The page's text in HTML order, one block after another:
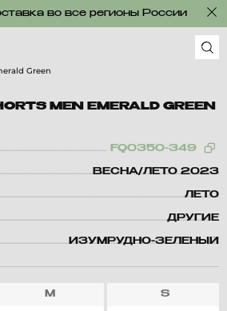
во все регионы России
MEN EMERALD GREEN
FQ0350-349
ВЕСНА/ЛЕТО 2023
ЛЕТО
ДРУГИЕ
ИЗУМРУДНО-ЗЕЛЕНЫЙ
M S